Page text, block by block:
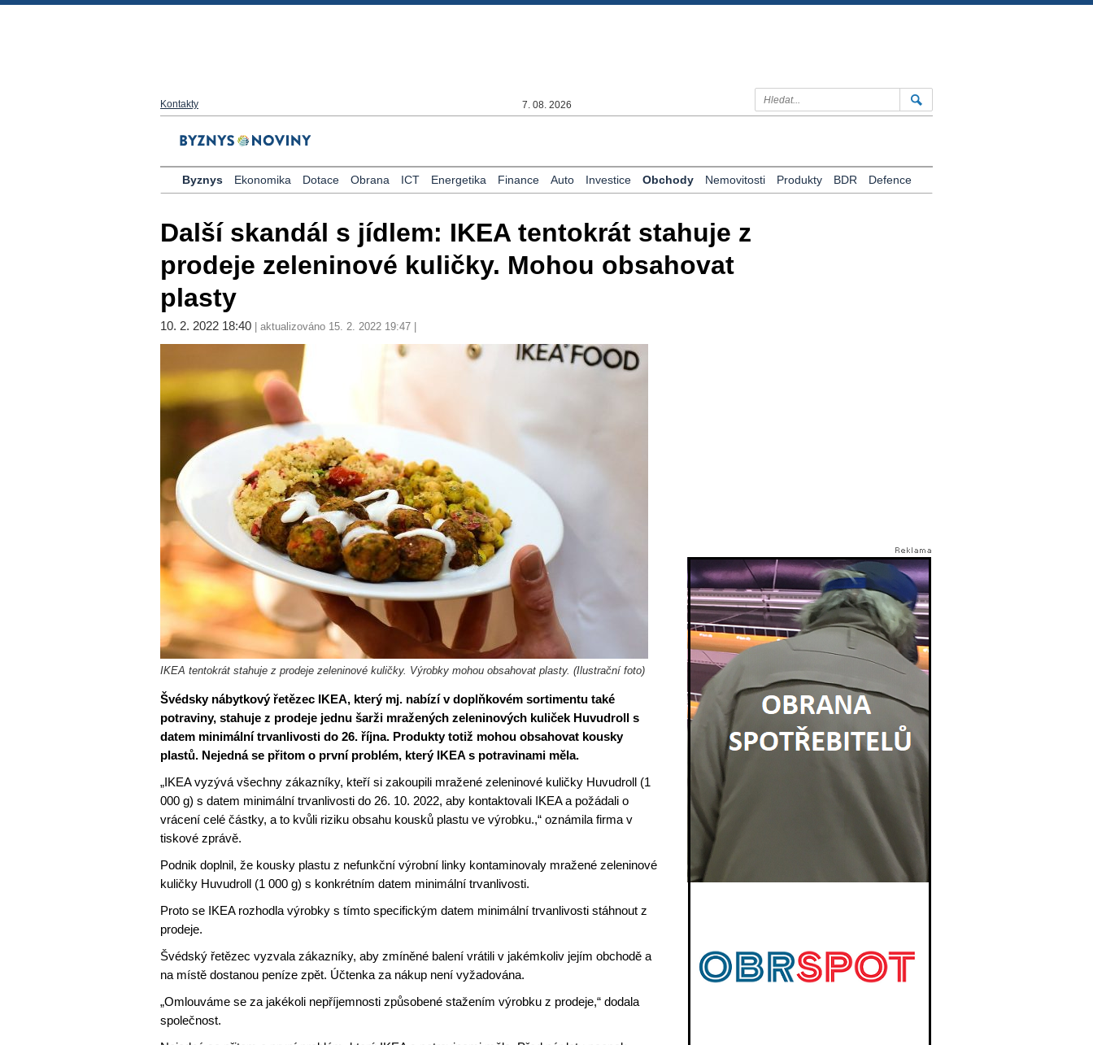
Kontakty 7. 08. 2026
Byznys Ekonomika Dotace Obrana ICT Energetika Finance Auto Investice Obchody Nemovitosti Produkty BDR Defence
Další skandál s jídlem: IKEA tentokrát stahuje z
prodeje zeleninové kuličky. Mohou obsahovat
plasty
10. 2. 2022 18:40 | aktualizováno 15. 2. 2022 19:47 |
IKEA tentokrát stahuje z prodeje zeleninové kuličky. Výrobky mohou obsahovat plasty. (Ilustrační foto)
Švédsky nábytkový řetězec IKEA, který mj. nabízí v doplňkovém sortimentu také
potraviny, stahuje z prodeje jednu šarži mražených zeleninových kuliček Huvudroll s
datem minimální trvanlivosti do 26. října. Produkty totiž mohou obsahovat kousky
plastů. Nejedná se přitom o první problém, který IKEA s potravinami měla.
„IKEA vyzývá všechny zákazníky, kteří si zakoupili mražené zeleninové kuličky Huvudroll (1
000 g) s datem minimální trvanlivosti do 26. 10. 2022, aby kontaktovali IKEA a požádali o
vrácení celé částky, a to kvůli riziku obsahu kousků plastu ve výrobku.,“ oznámila firma v
tiskové zprávě.
Podnik doplnil, že kousky plastu z nefunkční výrobní linky kontaminovaly mražené zeleninové
kuličky Huvudroll (1 000 g) s konkrétním datem minimální trvanlivosti.
Proto se IKEA rozhodla výrobky s tímto specifickým datem minimální trvanlivosti stáhnout z
prodeje.
Švédský řetězec vyzvala zákazníky, aby zmíněné balení vrátili v jakémkoliv jejím obchodě a
na místě dostanou peníze zpět. Účtenka za nákup není vyžadována.
„Omlouváme se za jakékoli nepříjemnosti způsobené stažením výrobku z prodeje,“ dodala
společnost.